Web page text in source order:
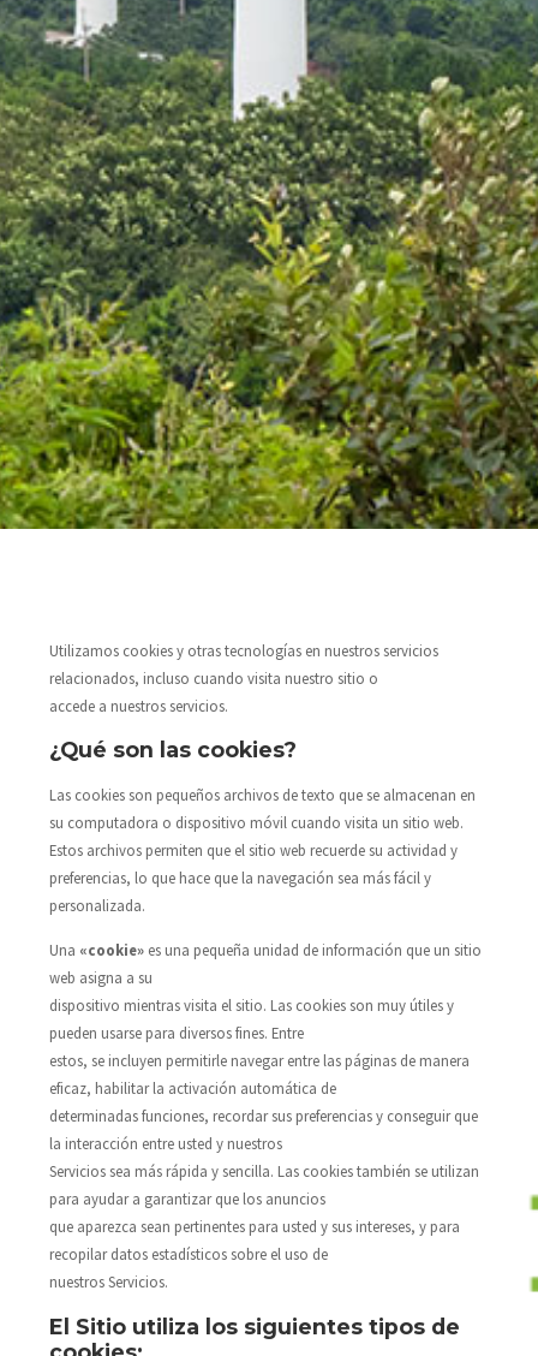
Utilizamos cookies y otras tecnologías en nuestros servicios
relacionados, incluso cuando visita nuestro sitio o
accede a nuestros servicios.
¿Qué son las cookies?
Las cookies son pequeños archivos de texto que se almacenan en
su computadora o dispositivo móvil cuando visita un sitio web.
Estos archivos permiten que el sitio web recuerde su actividad y
preferencias, lo que hace que la navegación sea más fácil y
personalizada.
Una «cookie»es una pequeña unidad de información que un sitio
web asigna a su
dispositivo mientras visita el sitio. Las cookies son muy útiles y
pueden usarse para diversos fines. Entre
estos, se incluyen permitirle navegar entre las páginas de manera
eficaz, habilitar la activación automática de
determinadas funciones, recordar sus preferencias y conseguir que
la interacción entre usted y nuestros
Servicios sea más rápida y sencilla. Las cookies también se utilizan
para ayudar a garantizar que los anuncios
que aparezca sean pertinentes para usted y sus intereses, y para
recopilar datos estadísticos sobre el uso de
nuestros Servicios.
El Sitio utiliza los siguientes tipos de